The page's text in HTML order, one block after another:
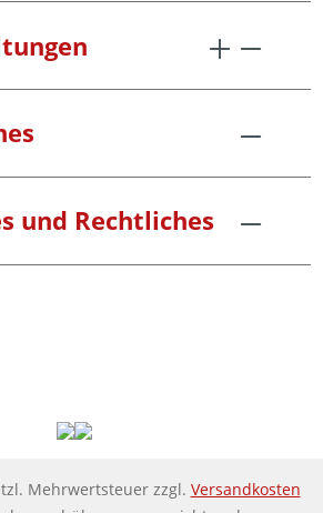
und Rechtliches
Mehrwertsteuer zzgl. Versandkosten